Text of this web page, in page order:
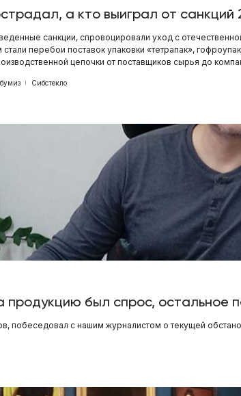
а кто выиграл от санкций
санкции, спровоцировали уход с
перебои поставок упаковки «тетрапак»,
цепочки от поставщиков сырья до
Сибстекло
продукцию был спрос, остальное
побеседовал с нашим журналистом о текущей